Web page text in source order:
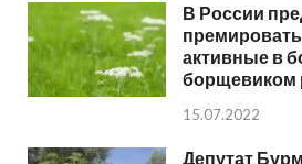
В России
активные в
борщевиком
15.07.2022
Депутат